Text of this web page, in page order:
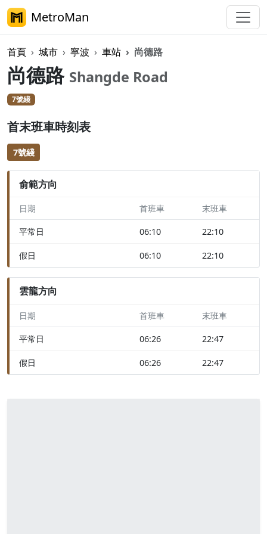
MetroMan
首頁 城市 寧波 車站 尚德路
尚德路 Shangde Road
7號綫
首末班車時刻表
7號綫
俞範方向
日期 首班車 末班車
平常日 06:10 22:10
假日 06:10 22:10
雲龍方向
日期 首班車 末班車
平常日 06:26 22:47
假日 06:26 22:47